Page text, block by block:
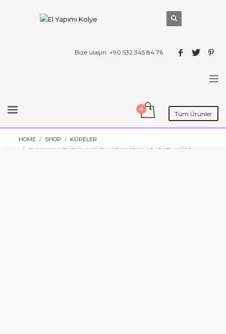
Bize ulaşın: +90 532 345 84 76
Tüm Ürünler
HOME SHOP
KÜPELER
SIKMA YAKUT YEŞIL AKIK EL YAPIMI ÇELIK APARATLI KÜPE